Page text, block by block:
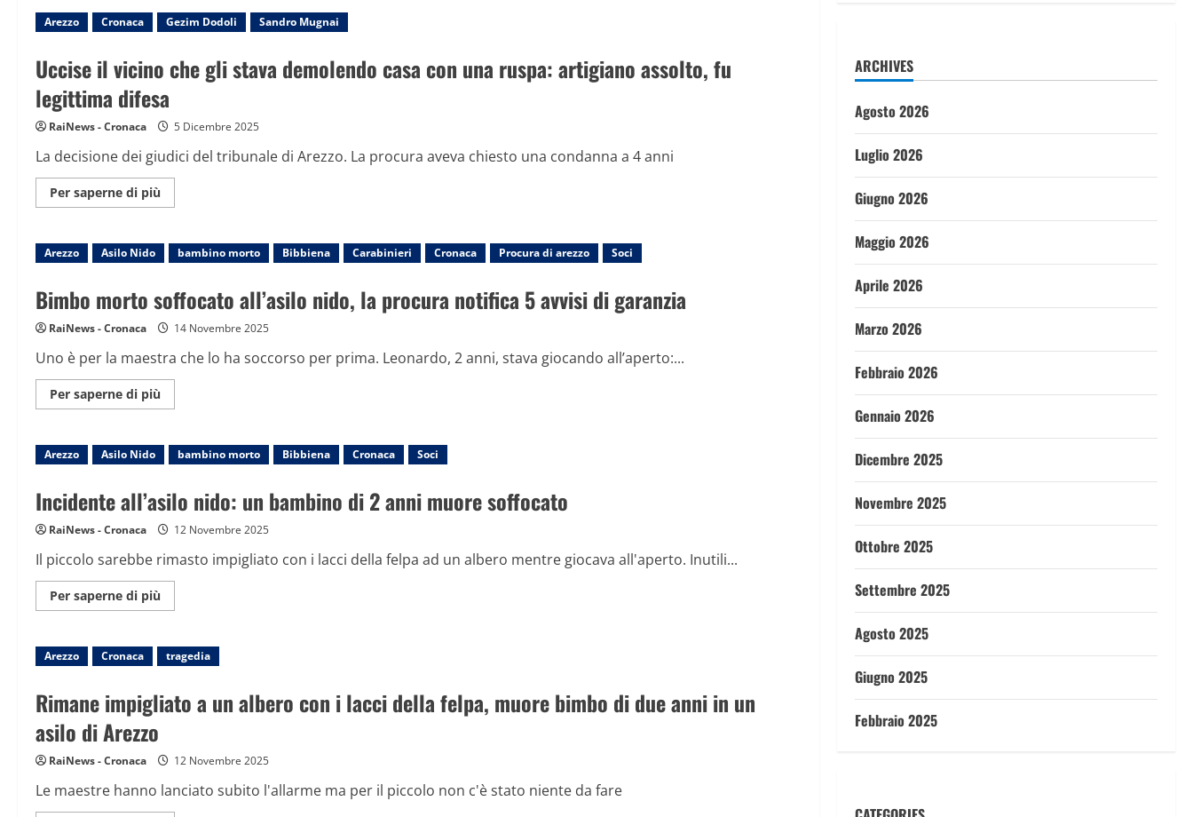
l’artigiano
che
ha
vicino
che
gli
stava
demolendo
casa
con
una
Arezzo Cronaca Gezim Dodoli Sandro Mugnai
Uccise il vicino che gli stava demolendo casa con una ruspa: artigiano assolto, fu
legittima difesa
RaiNews - Cronaca 5 Dicembre 2025
La decisione dei giudici del tribunale di Arezzo. La procura aveva chiesto una condanna a 4 anni
Per saperne di più
informazioni
il
vicino
che
stava
demolendo
casa
con
ruspa:
artigiano
assolto,
difesa
Arezzo Asilo Nido bambino morto Bibbiena Carabinieri Cronaca Procura di arezzo Soci
Bimbo morto soffocato all’asilo nido, la procura notifica 5 avvisi di garanzia
RaiNews - Cronaca 14 Novembre 2025
Uno è per la maestra che lo ha soccorso per prima. Leonardo, 2 anni, stava giocando all’aperto:...
Per saperne di più
informazioni
morto
soffocato
all’asilo
la
procura
notifica
5
di
garanzia
Arezzo Asilo Nido bambino morto Bibbiena Cronaca Soci
Incidente all’asilo nido: un bambino di 2 anni muore soffocato
RaiNews - Cronaca 12 Novembre 2025
Il piccolo sarebbe rimasto impigliato con i lacci della felpa ad un albero mentre giocava all'aperto. Inutili...
Per saperne di più
informazioni
all’asilo
nido:
un
di
2
anni
Arezzo Cronaca tragedia
Rimane impigliato a un albero con i lacci della felpa, muore bimbo di due anni in un
asilo di Arezzo
RaiNews - Cronaca 12 Novembre 2025
Le maestre hanno lanciato subito l'allarme ma per il piccolo non c'è stato niente da fare
ARCHIVES
Agosto 2026
Luglio 2026
Giugno 2026
Maggio 2026
Aprile 2026
Marzo 2026
Febbraio 2026
Gennaio 2026
Dicembre 2025
Novembre 2025
Ottobre 2025
Settembre 2025
Agosto 2025
Giugno 2025
Febbraio 2025